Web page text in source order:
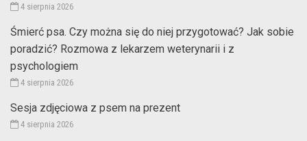
4 sierpnia 2026
Śmierć psa. Czy można się do niej przygotować? Jak sobie
poradzić? Rozmowa z lekarzem weterynarii i z
psychologiem
4 sierpnia 2026
Sesja zdjęciowa z psem na prezent
4 sierpnia 2026